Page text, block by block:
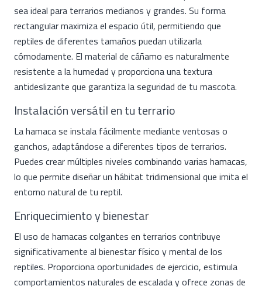
sea ideal para terrarios medianos y grandes. Su forma
rectangular maximiza el espacio útil, permitiendo que
reptiles de diferentes tamaños puedan utilizarla
cómodamente. El material de cáñamo es naturalmente
resistente a la humedad y proporciona una textura
antideslizante que garantiza la seguridad de tu mascota.
Instalación versátil en tu terrario
La hamaca se instala fácilmente mediante ventosas o
ganchos, adaptándose a diferentes tipos de terrarios.
Puedes crear múltiples niveles combinando varias hamacas,
lo que permite diseñar un hábitat tridimensional que imita el
entorno natural de tu reptil.
Enriquecimiento y bienestar
El uso de hamacas colgantes en terrarios contribuye
significativamente al bienestar físico y mental de los
reptiles. Proporciona oportunidades de ejercicio, estimula
comportamientos naturales de escalada y ofrece zonas de